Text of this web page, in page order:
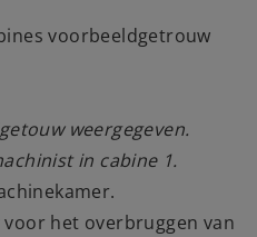
voorbeeldgetrouw
weergegeven.
in cabine 1.
het overbruggen van